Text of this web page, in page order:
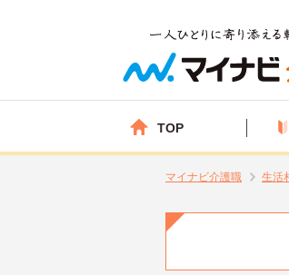
TOP
マイナビ介護職 生活